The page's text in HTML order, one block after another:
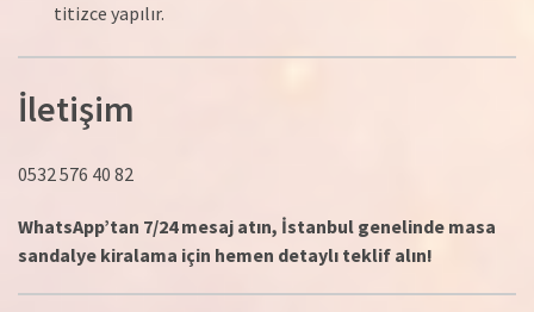
titizce yapılır.
İletişim
0532 576 40 82
WhatsApp’tan 7/24 mesaj atın, İstanbul genelinde masa
sandalye kiralama için hemen detaylı teklif alın!